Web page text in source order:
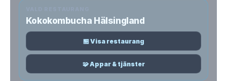
Kokokombucha Hälsingland
🏪 Visa restaurang
🧩 Appar & tjänster